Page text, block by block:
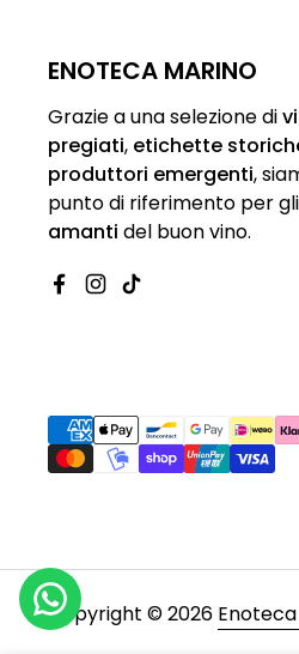
ENOTECA MARINO
Grazie a una selezione di
pregiati, etichette
produttori emergenti,
punto di riferimento per gli
amanti del buon vino.
Facebook
Instagram
TikTok
Copyright © 2026